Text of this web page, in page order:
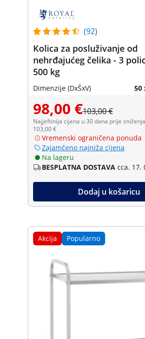
(92)
Kolica za posluživanje od
nehrđajućeg čelika - 3 police - do
500 kg
Dimenzije (DxŠxV) 50
98,00 €103,00 €
Najjeftinija cijena u 30 dana prije
103,00 €
Vremenski ograničena ponuda
Zajamčeno najniža cijena
Na lageru
BESPLATNA DOSTAVA cca. 17.
Dodaj u košaricu
Akcija Popularno